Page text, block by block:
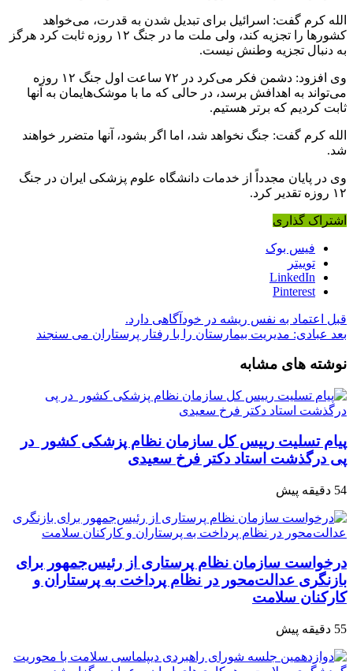
الله کرم گفت: اسرائیل برای تبدیل شدن به قدرت، می‌خواهد
کشورها را تجزیه کند، ولی ملت ما در جنگ ۱۲ روزه ثابت کرد هرگز
به دنبال تجزیه وطنش نیست.
وی افزود: دشمن فکر می‌کرد در ۷۲ ساعت اول جنگ ۱۲ روزه
می‌تواند به اهدافش برسد، در حالی که ما با موشک‌هایمان به آنها
ثابت کردیم که برتر هستیم.
الله کرم گفت: جنگ نخواهد شد، اما اگر بشود، آنها متضرر خواهند
شد.
وی در پایان مجدداً از خدمات دانشگاه علوم پزشکی ایران در جنگ
۱۲ روزه تقدیر کرد.
اشتراک گذاری
فیس بوک
توییتر
LinkedIn
Pinterest
قبل اعتماد به نفس ریشه در خودآگاهی دارد.
بعد عبادی: مدیریت بیمارستان را با رفتار پرستاران می سنجند
نوشته های مشابه
پیام تسلیت رییس کل سازمان نظام پزشکی کشور در
پی درگذشت استاد دکتر فرخ سعیدی
54 دقیقه پیش
درخواست سازمان نظام پرستاری از رئیس‌جمهور برای
بازنگری عدالت‌محور در نظام پرداخت به پرستاران و
کارکنان سلامت
55 دقیقه پیش